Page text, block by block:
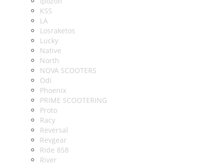
KSS
LA
Losraketos
Lucky
Native
North
NOVA SCOOTERS
Odi
Phoenix
PRIME SCOOTERING
Proto
Racy
Reversal
Revgear
Ride 858
River